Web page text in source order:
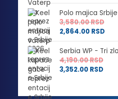
Polo majica Srbije
3,580.00RSD
2,864.00 RSD
Serbia WP - Tri
4,190.00RSD
3,352.00 RSD